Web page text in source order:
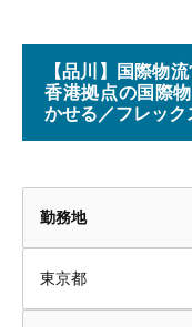
【品川】国際物
香港拠点の国際
かせる／フレッ
勤務地
東京都